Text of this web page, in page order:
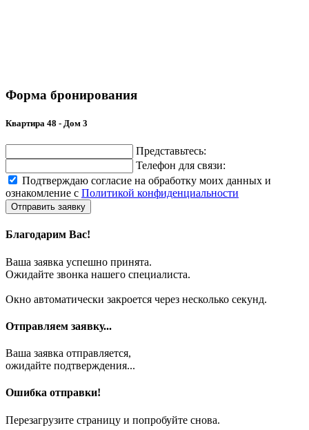
Форма бронирования
Квартира 48 - Дом 3
Представьтесь:
Телефон для связи:
Подтверждаю согласие на обработку моих данных и
ознакомление с Политикой конфиденциальности
Отправить заявку
Благодарим Вас!
Ваша заявка успешно принята.
Ожидайте звонка нашего специалиста.
Окно автоматически закроется через несколько секунд.
Отправляем заявку...
Ваша заявка отправляется,
ожидайте подтверждения...
Ошибка отправки!
Перезагрузите страницу и попробуйте снова.